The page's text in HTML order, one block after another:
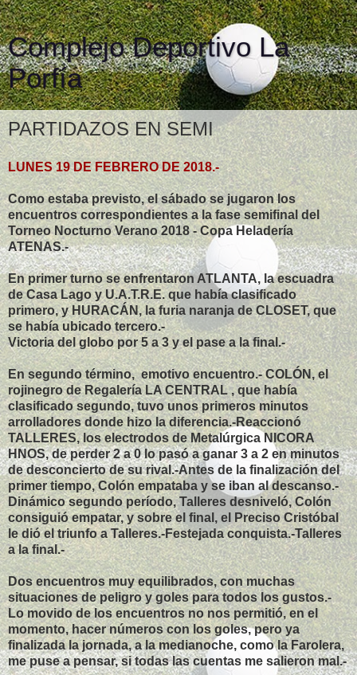
Complejo Deportivo La
Porfía
PARTIDAZOS EN SEMI
LUNES 19 DE FEBRERO DE 2018.-
Como estaba previsto, el sábado se jugaron los
encuentros correspondientes a la fase semifinal del
Torneo Nocturno Verano 2018 - Copa Heladería
ATENAS.-
En primer turno se enfrentaron ATLANTA, la escuadra
de Casa Lago y U.A.T.R.E. que había clasificado
primero, y HURACÁN, la furia naranja de CLOSET, que
se había ubicado tercero.-
Victoria del globo por 5 a 3 y el pase a la final.-
En segundo término, emotivo encuentro.- COLÓN, el
rojinegro de Regalería LA CENTRAL , que había
clasificado segundo, tuvo unos primeros minutos
arrolladores donde hizo la diferencia.-Reaccionó
TALLERES, los electrodos de Metalúrgica NICORA
HNOS, de perder 2 a 0 lo pasó a ganar 3 a 2 en minutos
de desconcierto de su rival.-Antes de la finalización del
primer tiempo, Colón empataba y se iban al descanso.-
Dinámico segundo período, Talleres desniveló, Colón
consiguió empatar, y sobre el final, el Preciso Cristóbal
le dió el triunfo a Talleres.-Festejada conquista.-Talleres
a la final.-
Dos encuentros muy equilibrados, con muchas
situaciones de peligro y goles para todos los gustos.-
Lo movido de los encuentros no nos permitió, en el
momento, hacer números con los goles, pero ya
finalizada la jornada, a la medianoche, como la Farolera,
me puse a pensar, si todas las cuentas me salieron mal.-